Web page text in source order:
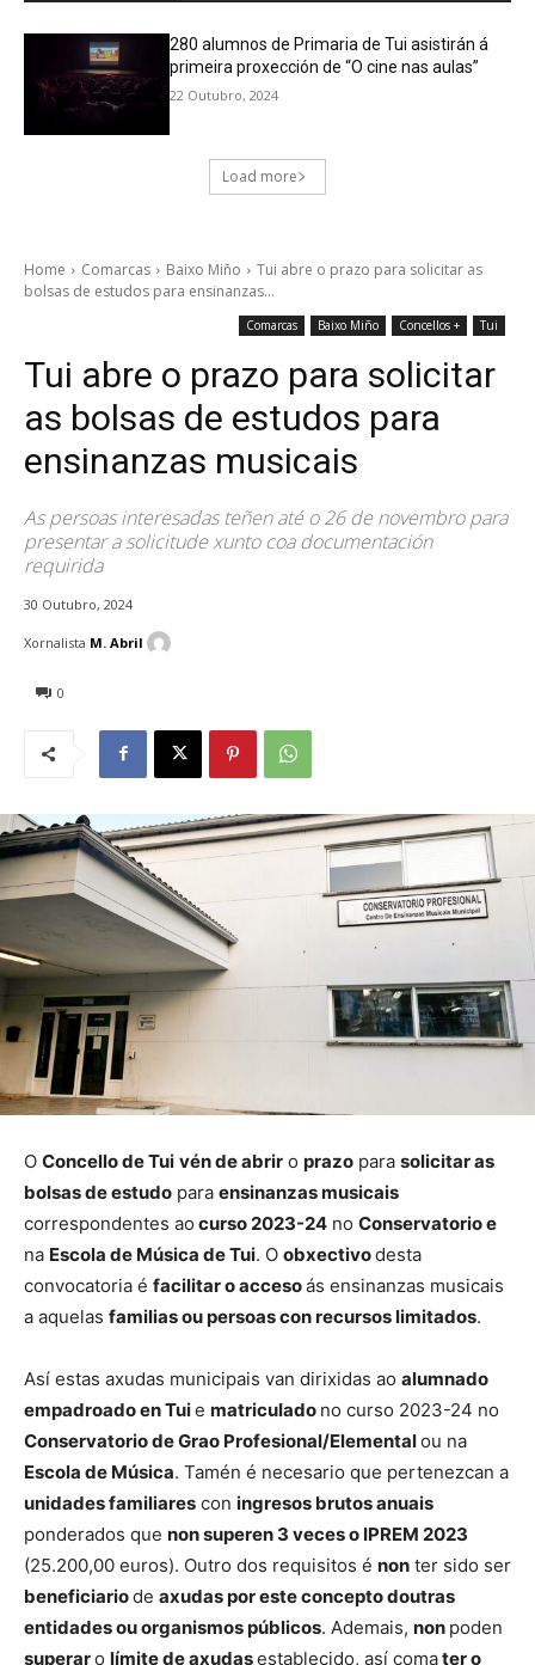
280 alumnos de Primaria de Tui asistirán á
primeira proxección de “O cine nas aulas”
22 Outubro, 2024
Load more